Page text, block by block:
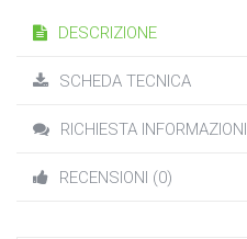
DESCRIZIONE
SCHEDA TECNICA
RICHIESTA INFORMAZIONI
RECENSIONI (0)